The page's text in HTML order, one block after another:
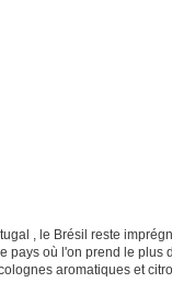
, le Brésil reste
pays où l'on prend le plus
aromatiques et